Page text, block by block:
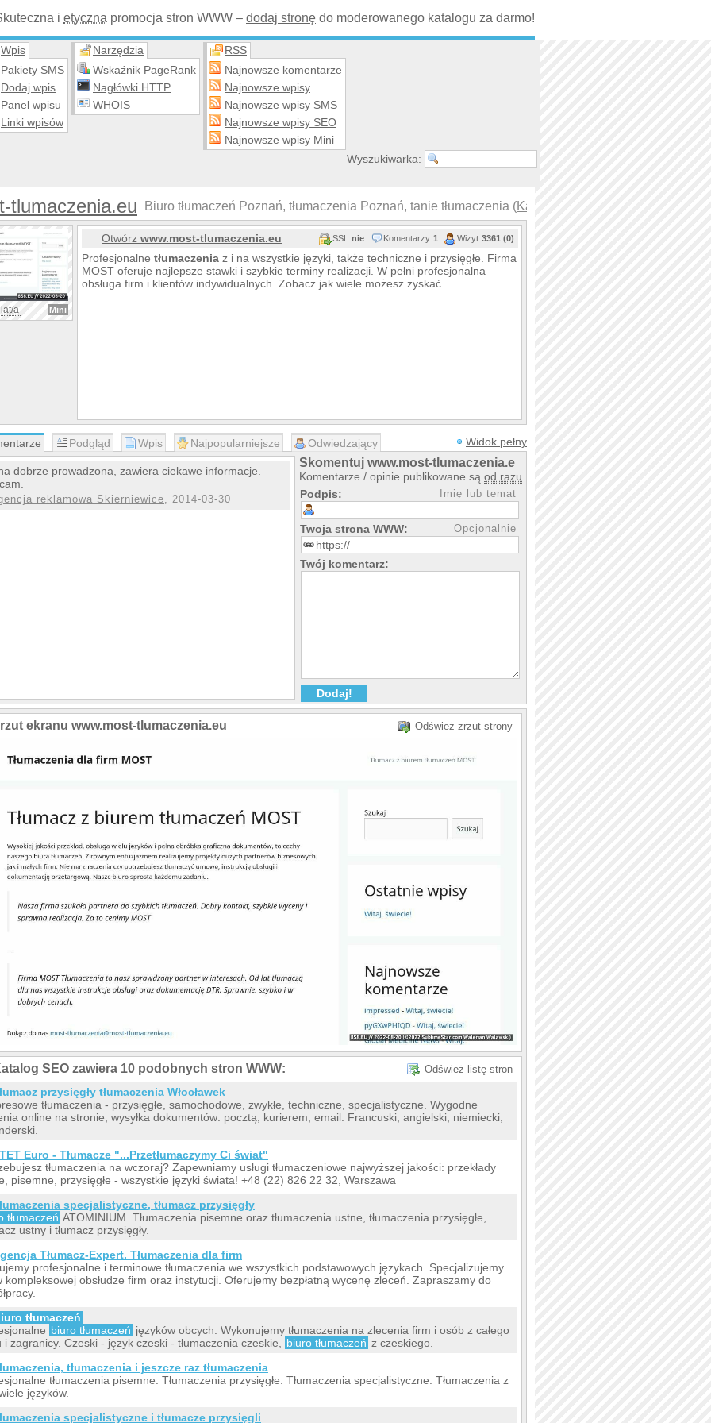
i etyczna promocja stron WWW – dodaj stronę do moderowanego katalogu za darmo!
Wpis
Pakiety SMS
Dodaj wpis
Panel wpisu
Linki wpisów
Narzędzia
Wskaźnik PageRank
Nagłówki HTTP
WHOIS
RSS
Najnowsze komentarze
Najnowsze wpisy
Najnowsze wpisy SMS
Najnowsze wpisy SEO
Najnowsze wpisy Mini
Wyszukiwarka:
tlumaczenia.eu Biuro tłumaczeń Poznań, tłumaczenia Poznań, tanie tłumaczenia (Katalog tłumaczenia
a Mini
Otwórz www.most-tlumaczenia.eu SSL:nie Komentarzy:1 Wizyt:3361 (0)
Profesjonalne tłumaczenia z i na wszystkie języki, także techniczne i przysięgłe. Firma
MOST oferuje najlepsze stawki i szybkie terminy realizacji. W pełni profesjonalna
obsługa firm i klientów indywidualnych. Zobacz jak wiele możesz zyskać...
Podgląd Wpis Najpopularniejsze Odwiedzający Widok pełny
dobrze prowadzona, zawiera ciekawe informacje.
reklamowa Skierniewice, 2014-03-30
Skomentuj www.most-tlumaczenia.eu
Komentarze / opinie publikowane są od razu
Podpis:
Imię lub temat
Twoja strona WWW: Opcjonalnie
Twój komentarz:
ekranu www.most-tlumaczenia.eu Odśwież zrzut strony
SEO zawiera 10 podobnych stron WWW: Odśwież listę stron
przysięgły tłumaczenia Włocławek
tłumaczenia - przysięgłe, samochodowe, zwykłe, techniczne, specjalistyczne. Wygodne
online na stronie, wysyłka dokumentów: pocztą, kurierem, email. Francuski, angielski, niemiecki,
Euro - Tłumacze "...Przetłumaczymy Ci świat"
tłumaczenia na wczoraj? Zapewniamy usługi tłumaczeniowe najwyższej jakości: przekłady
pisemne, przysięgłe - wszystkie języki świata! +48 (22) 826 22 32, Warszawa
specjalistyczne, tłumacz przysięgły
tłumaczeń ATOMINIUM. Tłumaczenia pisemne oraz tłumaczenia ustne, tłumaczenia przysięgłe,
ustny i tłumacz przysięgły.
Tłumacz-Expert. Tłumaczenia dla firm
profesjonalne i terminowe tłumaczenia we wszystkich podstawowych językach. Specjalizujemy
kompleksowej obsłudze firm oraz instytucji. Oferujemy bezpłatną wycenę zleceń. Zapraszamy do
tłumaczeń
biuro tłumaczeń języków obcych. Wykonujemy tłumaczenia na zlecenia firm i osób z całego
i zagranicy. Czeski - język czeski - tłumaczenia czeskie,
biuro tłumaczeń z czeskiego.
tłumaczenia i jeszcze raz tłumaczenia
tłumaczenia pisemne. Tłumaczenia przysięgłe. Tłumaczenia specjalistyczne. Tłumaczenia z
języków.
specjalistyczne i tłumacze przysięgli